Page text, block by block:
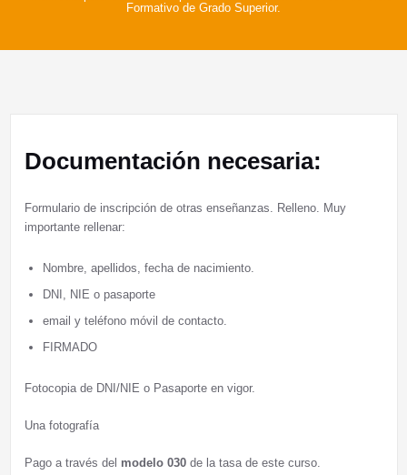
Formativo de Grado Superior.
Documentación necesaria:
Formulario de inscripción de otras enseñanzas. Relleno. Muy
importante rellenar:
Nombre, apellidos, fecha de nacimiento.
DNI, NIE o pasaporte
email y teléfono móvil de contacto.
FIRMADO
Fotocopia de DNI/NIE o Pasaporte en vigor.
Una fotografía
Pago a través del modelo 030de la tasa de este curso.